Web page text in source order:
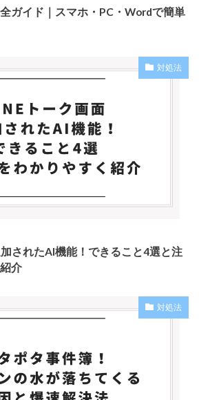
ガイド｜スマホ・PC・Wordで簡単
対処法
されたAI機能！できること4選と注
介
対処法